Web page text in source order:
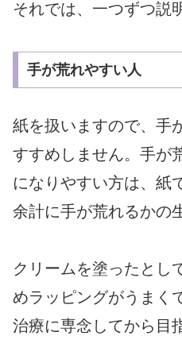
それでは、一つずつ説
手が荒れやすい人
紙を扱いますので、手
すすめしません。手が
になりやすい方は、紙
余計に手が荒れるかの
クリームを塗ったとし
めラッピングがうまく
治療に専念してから目